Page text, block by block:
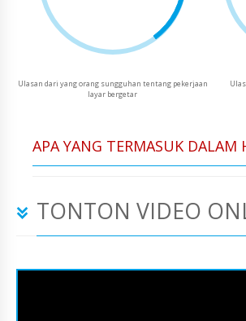
Ulasan dari yang orang sungguhan tentang pekerjaan
layar bergetar
APA YANG TERMASUK DALAM
TONTON VIDEO